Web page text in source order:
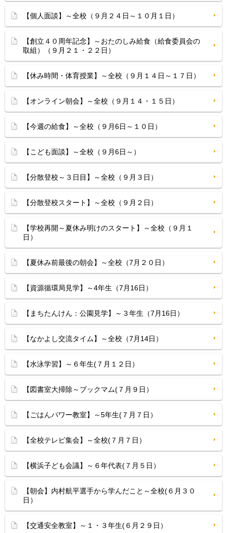
【個人面談】～全校（９月２４日～１０月１日）
【創立４０周年記念】～おたのしみ給食（給食委員会の
取組）（９月２１・２２日）
【休み時間・体育授業】～全校（９月１４日～１７日）
【オンライン朝会】～全校（９月１４・１５日）
【今週の給食】～全校（９月6日～１０日）
【こども面談】～全校（９月6日～）
【分散登校～３日目】～全校（９月３日）
【分散登校スタート】～全校（９月２日）
【学校再開～夏休み明けのスタート】～全校（９月１
日）
【夏休み前最後の朝会】～全校（7月２０日）
【資源循環局見学】～4年生（7月16日）
【まちたんけん：公園見学】～３年生（7月16日）
【なかよし交流タイム】～全校（7月14日）
【水泳学習】～６年生(７月１２日）
【図書室大掃除～ブックマム(７月９日）
【ごはんパワー教室】～5年生(７月７日）
【全校テレビ集会】～全校(７月７日）
【横浜子ども会議】～６年代表(７月５日）
【朝会】内村航平選手から学んだこと～全校(６月３０
日）
【交通安全教室】～１・３年生(６月２９日）